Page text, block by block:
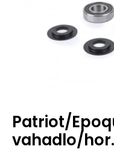
Patriot/
vahadlo/